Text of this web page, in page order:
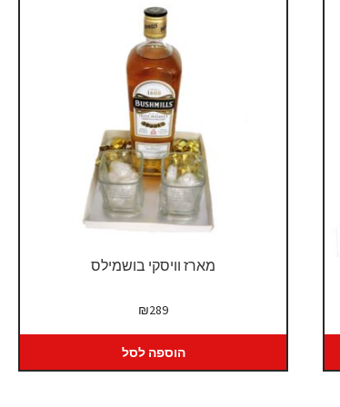
מארז וויסקי בושמילס
₪289
הוספה לסל